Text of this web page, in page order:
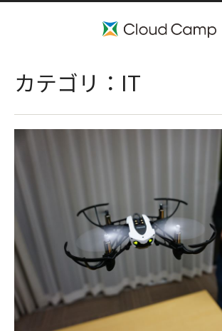
コンセプト
施設案内
アクティビティ
利用料金
ブログ
よくある質問
カテゴリ：IT